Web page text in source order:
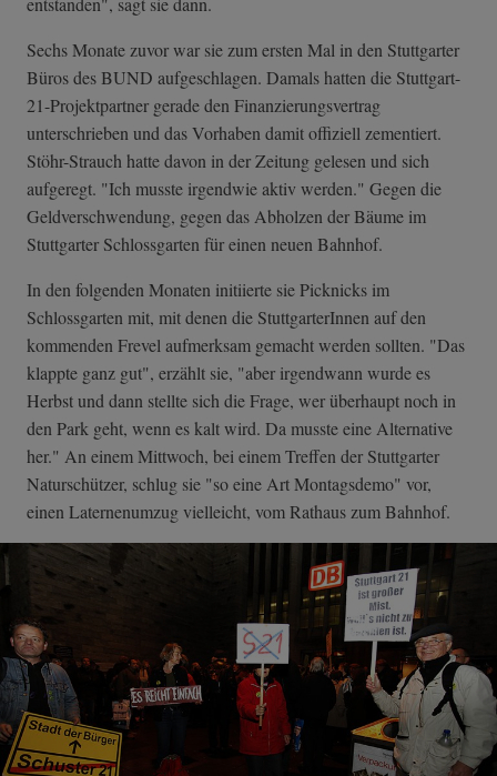
Sechs Monate zuvor war sie zum ersten Mal in den Stuttgarter
Büros des BUND aufgeschlagen. Damals hatten die Stuttgart-
21-Projektpartner gerade den Finanzierungsvertrag
unterschrieben und das Vorhaben damit offiziell zementiert.
Stöhr-Strauch hatte davon in der Zeitung gelesen und sich
aufgeregt. "Ich musste irgendwie aktiv werden." Gegen die
Geldverschwendung, gegen das Abholzen der Bäume im
Stuttgarter Schlossgarten für einen neuen Bahnhof.
In den folgenden Monaten initiierte sie Picknicks im
Schlossgarten mit, mit denen die StuttgarterInnen auf den
kommenden Frevel aufmerksam gemacht werden sollten. "Das
klappte ganz gut", erzählt sie, "aber irgendwann wurde es
Herbst und dann stellte sich die Frage, wer überhaupt noch in
den Park geht, wenn es kalt wird. Da musste eine Alternative
her." An einem Mittwoch, bei einem Treffen der Stuttgarter
Naturschützer, schlug sie "so eine Art Montagsdemo" vor,
einen Laternenumzug vielleicht, vom Rathaus zum Bahnhof.